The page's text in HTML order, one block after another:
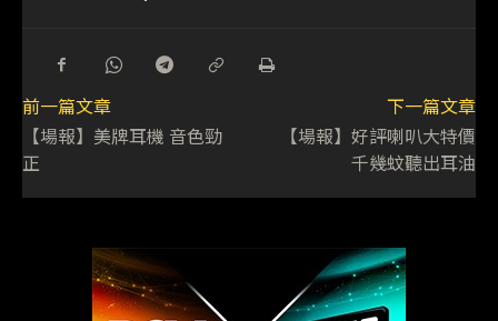
前一篇文章
【場報】美牌耳機 音色勁
正
下一篇文章
【場報】好評喇叭大特價
千幾蚊聽出耳油